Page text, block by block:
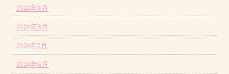
2024年9月
2024年8月
2024年7月
2024年6月